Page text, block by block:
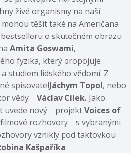
živé organismy na naší
mohou těšit také na Američana
o skutečném obrazu
Amita Goswami,
fyzika, který propojuje
studiem lidského vědomí. Z
spisovatelJáchym Topol, nebo
vědyVáclav Cílek. Jako
uvede nový projektVoices of
rozhovory s vybranými
vznikly pod taktovkou
Kašpaříka.